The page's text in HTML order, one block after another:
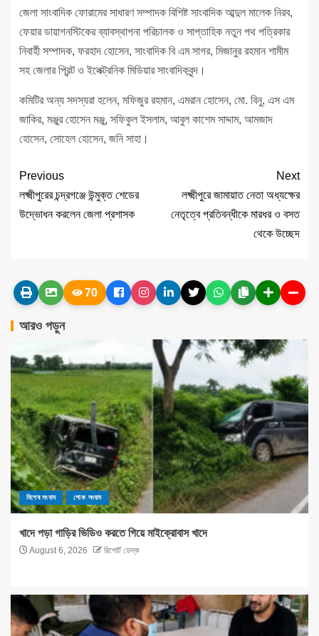
জেলা সাংবাদিক ফোরামের সাধারণ সম্পাদক বিশিষ্ট সাংবাদিক আব্দুল মালেক নিরব,
ফেয়ার ডায়াগনস্টিকের ব্যাবস্থাপনা পরিচালক ও সাপ্তাহিক নতুন পথ পত্রিকার
নিবার্হী সম্পাদক, ফরহাদ হোসেন, সাংবাদিক বি এম সাগর, মিজানুর রহমান শামীম
সহ জেলার প্রিন্ট ও ইলেক্ট্রনিক মিডিয়ার সাংবাদিকবৃন্দ।
কমিটির অন্য সদস্যরা হলেন, মফিজুর রহমান, এমরান হোসেন, মো. বিনু, এস এম
জাকির, মঞ্জুর হোসেন মঞ্জু, সফিকুল ইসলাম, আবুল কাশেম সাদ্দাম, আমজাদ
হোসেন, সোহেল হোসেন, জনি সাহা।
Previous
লক্ষ্মীপুরের চন্দ্রগঞ্জে উন্মুক্ত শেডের
উদ্ভোধন করলেন জেলা প্রশাসক
Next
লক্ষ্মীপুরে জামায়াত নেতা অধ্যক্ষের
নেতৃত্বে প্রতিবন্ধীকে মারধর ও বসত
থেকে উচ্ছেদ
70
আরও পড়ুন
বিশেষ সংবাদ শোক সংবাদ
খাদে পড়া গাড়ির ভিডিও করতে গিয়ে মাইক্রোবাস খাদে
August 6, 2026 রিপোর্ট ডেস্ক